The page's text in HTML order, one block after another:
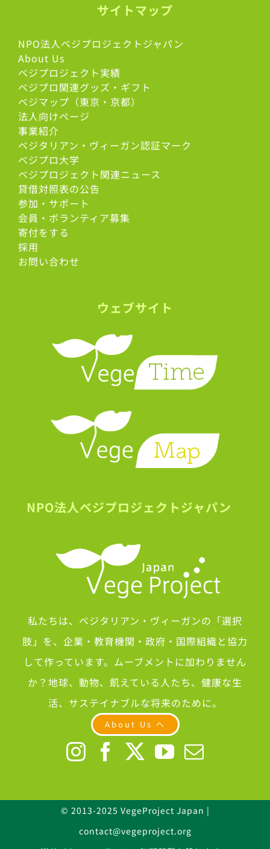
サイトマップ
NPO法人ベジプロジェクトジャパン
About Us
ベジプロジェクト実績
ベジプロ関連グッズ・ギフト
ベジマップ（東京・京都）
法人向けページ
事業紹介
ベジタリアン・ヴィーガン認証マーク
べジプロ大学
ベジプロジェクト関連ニュース
貸借対照表の公告
参加・サポート
会員・ボランティア募集
寄付をする
採用
お問い合わせ
ウェブサイト
NPO法人ベジプロジェクトジャパン
私たちは、ベジタリアン・ヴィーガンの「選択
肢」を、企業・教育機関・政府・国際組織と協力
して作っています。ムーブメントに加わりません
か？地球、動物、飢えている人たち、健康な生
活、サステイナブルな将来のために。
About Us へ
© 2013-2025 VegeProject Japan |
contact@vegeproject.org